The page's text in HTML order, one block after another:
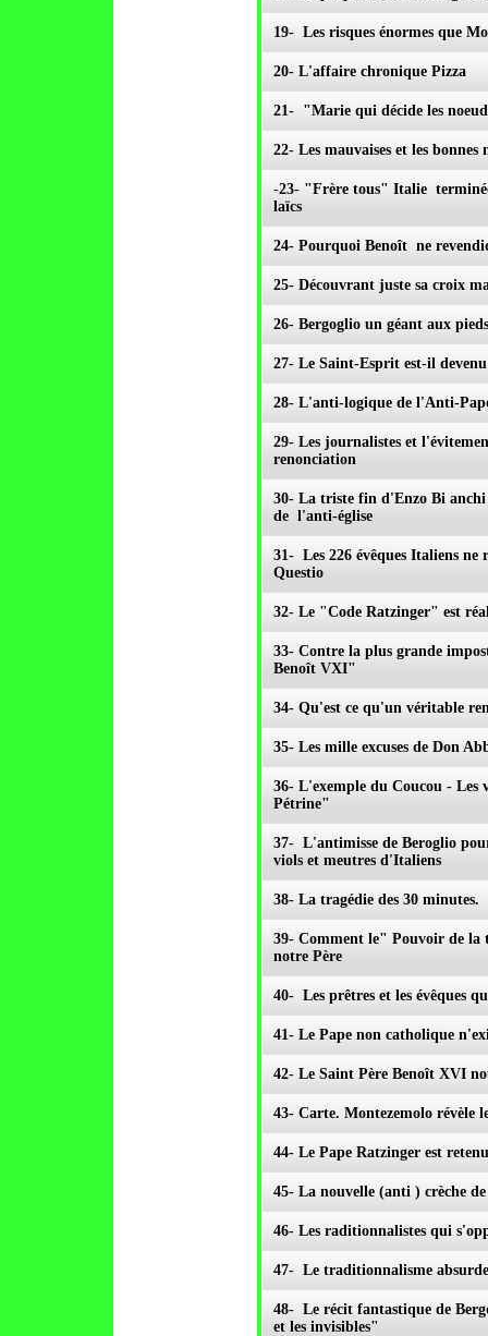
19- Les risques énormes que
20- L'affaire chronique Pizza
21- "Marie qui décide les
22- Les mauvaises et les bonnes
-23- "Frère tous" Italie
laïcs
24- Pourquoi Benoît ne
25- Découvrant juste sa croix
26- Bergoglio un géant aux
27- Le Saint-Esprit est-il
28- L'anti-logique de l'Anti-
29- Les journalistes et
renonciation
30- La triste fin d'Enzo Bi
de l'anti-église
31- Les 226 évêques Italiens
Questio
32- Le "Code Ratzinger" est
33- Contre la plus grande
Benoît VXI"
34- Qu'est ce qu'un véritable
35- Les mille excuses de Don
36- L'exemple du Coucou -
Pétrine"
37- L'antimisse de Beroglio
viols et meutres d'Italiens
38- La tragédie des 30
39- Comment le" Pouvoir de la
notre Père
40- Les prêtres et les évêques
41- Le Pape non catholique
42- Le Saint Père Benoît XVI
43- Carte. Montezemolo révèle
44- Le Pape Ratzinger est
45- La nouvelle (anti ) crèche
46- Les raditionnalistes qui
47- Le traditionnalisme
48- Le récit fantastique de
et les invisibles"